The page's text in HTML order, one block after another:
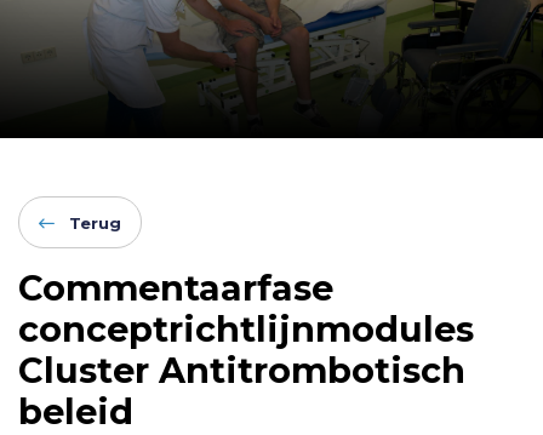
Terug
Commentaarfase
conceptrichtlijnmodules
Cluster Antitrombotisch
beleid